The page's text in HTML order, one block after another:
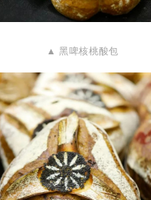
▲ 黑啤核桃酸包